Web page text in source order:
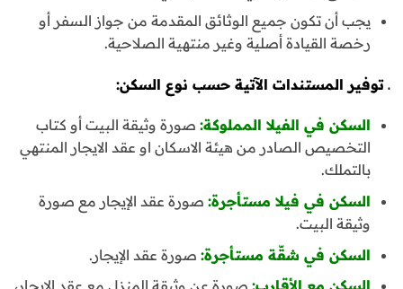
يجب أن تكون جميع الوثائق المقدمة من جواز السفر أو
رخصة القيادة أصلية وغير منتهية الصلاحية.
ـ توفير المستندات الآتية حسب نوع السكن:
السكن في الفيلا المملوكة: صورة وثيقة البيت أو كتاب
التخصيص الصادر من هيئة الاسكان او عقد الايجار المنتهي
بالتملك.
السكن في فيلا مستأجرة:صورة عقد الإيجار مع صورة
وثيقة البيت.
السكن في شقّة مستأجرة: صورة عقد الإيجار.